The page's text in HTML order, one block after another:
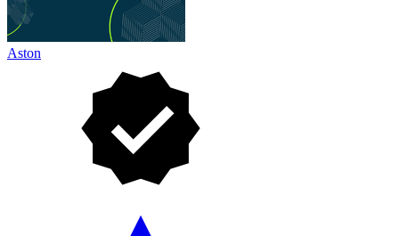
Aston